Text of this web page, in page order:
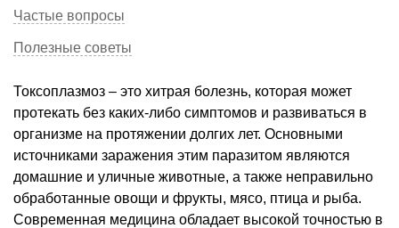
Частые вопросы
Полезные советы
Токсоплазмоз – это хитрая болезнь, которая может
протекать без каких-либо симптомов и развиваться в
организме на протяжении долгих лет. Основными
источниками заражения этим паразитом являются
домашние и уличные животные, а также неправильно
обработанные овощи и фрукты, мясо, птица и рыба.
Современная медицина обладает высокой точностью в